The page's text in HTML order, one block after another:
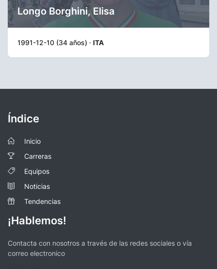
Longo Borghini, Elisa
1991-12-10 (34 años) · ITA
Índice
Inicio
Carreras
Equipos
Noticias
Tendencias
¡Hablemos!
Contacta con nosotros a través de las redes sociales o vía
correo electronico